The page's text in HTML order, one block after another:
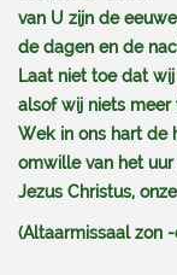
van U zijn de
de dagen en de
Laat niet toe dat
alsof wij niets
Wek in ons hart de
omwille van het
Jezus Christus,
(Altaarmissaal zon